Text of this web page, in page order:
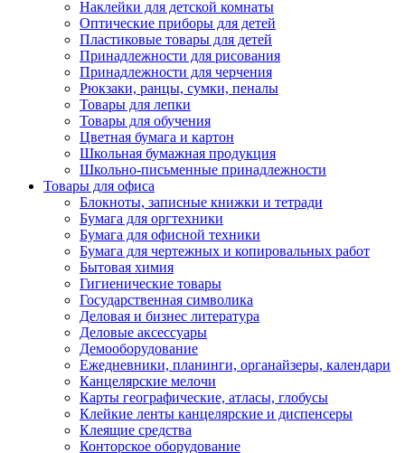
Наклейки для детской комнаты
Оптические приборы для детей
Пластиковые товары для детей
Принадлежности для рисования
Принадлежности для черчения
Рюкзаки, ранцы, сумки, пеналы
Товары для лепки
Товары для обучения
Цветная бумага и картон
Школьная бумажная продукция
Школьно-письменные принадлежности
Товары для офиса
Блокноты, записные книжки и тетради
Бумага для оргтехники
Бумага для офисной техники
Бумага для чертежных и копировальных работ
Бытовая химия
Гигиенические товары
Государственная символика
Деловая и бизнес литература
Деловые аксессуары
Демооборудование
Ежедневники, планинги, органайзеры, календари
Канцелярские мелочи
Карты географические, атласы, глобусы
Клейкие ленты канцелярские и диспенсеры
Клеящие средства
Конторское оборудование